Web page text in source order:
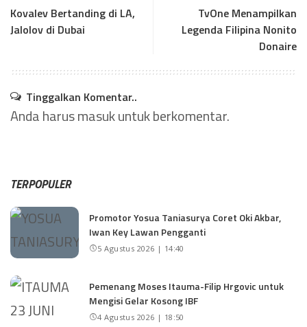
Kovalev Bertanding di LA,
Jalolov di Dubai
TvOne Menampilkan
Legenda Filipina Nonito
Donaire
Tinggalkan Komentar..
Anda harusmasukuntuk berkomentar.
TERPOPULER
Promotor Yosua Taniasurya Coret Oki Akbar,
Iwan Key Lawan Pengganti
5 Agustus 2026 | 14:40
Pemenang Moses Itauma-Filip Hrgovic untuk
Mengisi Gelar Kosong IBF
4 Agustus 2026 | 18:50